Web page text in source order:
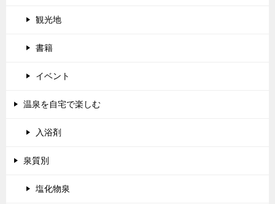
観光地
書籍
イベント
温泉を自宅で楽しむ
入浴剤
泉質別
塩化物泉